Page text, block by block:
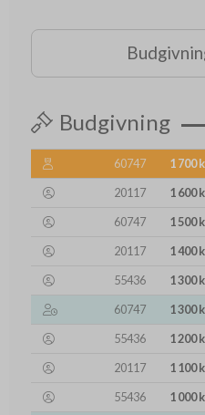
Budgivning
60747 1 700
20117
1 600
60747
1 500
20117
1 400
55436
1 300
60747
1 300
55436
1 200
20117
1 100
55436
1 000